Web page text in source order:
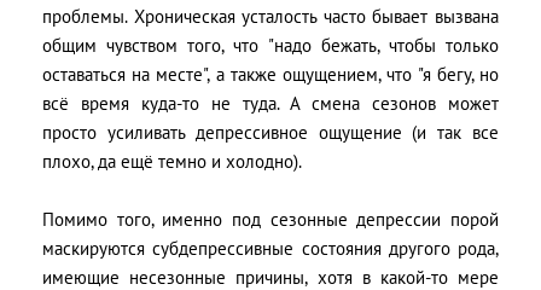
проблемы. Хроническая усталость часто бывает вызвана
общим чувством того, что "надо бежать, чтобы только
оставаться на месте", а также ощущением, что "я бегу, но
всё время куда-то не туда. А смена сезонов может
просто усиливать депрессивное ощущение (и так все
плохо, да ещё темно и холодно).
Помимо того, именно под сезонные депрессии порой
маскируются субдепрессивные состояния другого рода,
имеющие несезонные причины, хотя в какой-то мере